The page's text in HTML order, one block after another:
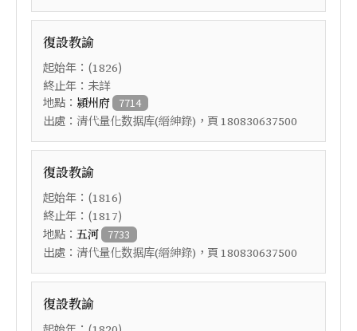
復設教諭
起始年：(1826)
終止年：未詳
地點： 潁州府 7714
出處： 清代量化数据库(縉紳錄) ，頁 180830637500
復設教諭
起始年：(1816)
終止年：(1817)
地點： 五河 7733
出處： 清代量化数据库(縉紳錄) ，頁 180830637500
復設教諭